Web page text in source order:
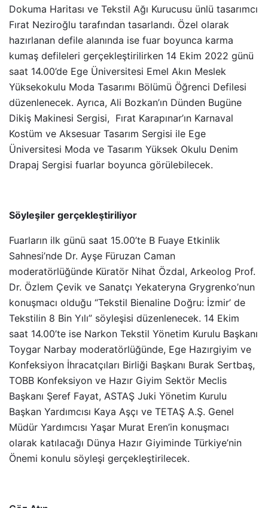
Dokuma Haritası ve Tekstil Ağı Kurucusu ünlü tasarımcı
Fırat Neziroğlu tarafından tasarlandı. Özel olarak
hazırlanan defile alanında ise fuar boyunca karma
kumaş defileleri gerçekleştirilirken 14 Ekim 2022 günü
saat 14.00’de Ege Üniversitesi Emel Akın Meslek
Yüksekokulu Moda Tasarımı Bölümü Öğrenci Defilesi
düzenlenecek. Ayrıca, Ali Bozkan’ın Dünden Bugüne
Dikiş Makinesi Sergisi, Fırat Karapınar’ın Karnaval
Kostüm ve Aksesuar Tasarım Sergisi ile Ege
Üniversitesi Moda ve Tasarım Yüksek Okulu Denim
Drapaj Sergisi fuarlar boyunca görülebilecek.
Söyleşiler gerçekleştiriliyor
Fuarların ilk günü saat 15.00’te B Fuaye Etkinlik
Sahnesi’nde Dr. Ayşe Füruzan Caman
moderatörlüğünde Küratör Nihat Özdal, Arkeolog Prof.
Dr. Özlem Çevik ve Sanatçı Yekateryna Grygrenko’nun
konuşmacı olduğu “Tekstil Bienaline Doğru: İzmir’ de
Tekstilin 8 Bin Yılı” söyleşisi düzenlenecek. 14 Ekim
saat 14.00’te ise Narkon Tekstil Yönetim Kurulu Başkanı
Toygar Narbay moderatörlüğünde, Ege Hazırgiyim ve
Konfeksiyon İhracatçıları Birliği Başkanı Burak Sertbaş,
TOBB Konfeksiyon ve Hazır Giyim Sektör Meclis
Başkanı Şeref Fayat, ASTAŞ Juki Yönetim Kurulu
Başkan Yardımcısı Kaya Aşçı ve TETAŞ A.Ş. Genel
Müdür Yardımcısı Yaşar Murat Eren’in konuşmacı
olarak katılacağı Dünya Hazır Giyiminde Türkiye’nin
Önemi konulu söyleşi gerçekleştirilecek.